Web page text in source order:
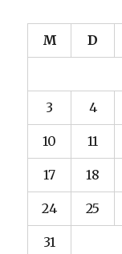
M D
3 4
10 11
17 18
24 25
31